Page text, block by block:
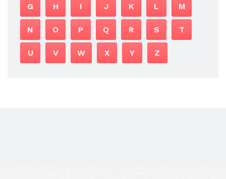
G H I J K L M
N O P Q R S T
U V W X Y Z